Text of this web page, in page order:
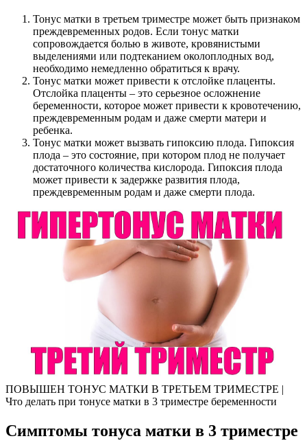
Тонус матки в третьем триместре может быть признаком
преждевременных родов. Если тонус матки
сопровождается болью в животе, кровянистыми
выделениями или подтеканием околоплодных вод,
необходимо немедленно обратиться к врачу.
Тонус матки может привести к отслойке плаценты.
Отслойка плаценты – это серьезное осложнение
беременности, которое может привести к кровотечению,
преждевременным родам и даже смерти матери и
ребенка.
Тонус матки может вызвать гипоксию плода. Гипоксия
плода – это состояние, при котором плод не получает
достаточного количества кислорода. Гипоксия плода
может привести к задержке развития плода,
преждевременным родам и даже смерти плода.
ПОВЫШЕН ТОНУС МАТКИ В ТРЕТЬЕМ ТРИМЕСТРЕ |
Что делать при тонусе матки в 3 триместре беременности
Симптомы тонуса матки в 3 триместре